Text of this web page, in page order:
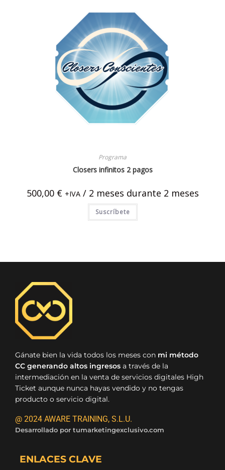
Programa
Closers infinitos 2 pagos
500,00 € +IVA/ 2 meses durante 2 meses
Suscríbete
Gánate bien la vida todos los meses con mi método
CC generando altos ingresos a través de la
intermediación en la venta de servicios digitales High
Ticket aunque nunca hayas vendido y no tengas
producto o servicio digital.
@ 2024 AWARE TRAINING, S.L.U.
Desarrollado por tumarketingexclusivo.com
ENLACES CLAVE